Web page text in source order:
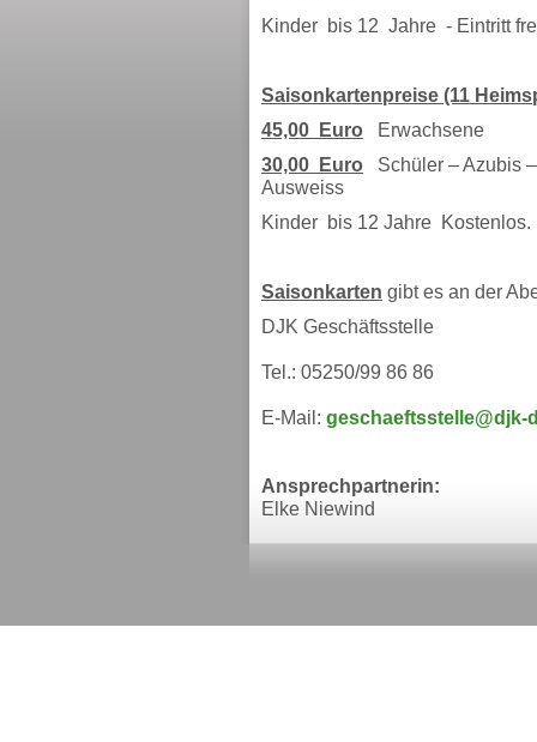
Kinder bis 12 Jahre - Eintritt
Saisonkartenpreise (11
45,00 Euro Erwachsene
30,00 Euro Schüler – Azubis
Ausweiss
Kinder bis 12 Jahre Kostenlos.
Saisonkarten gibt es an der
DJK Geschäftsstelle
Tel.: 05250/99 86 86
E-Mail: geschaeftsstelle@djk-
Ansprechpartnerin:
Elke Niewind